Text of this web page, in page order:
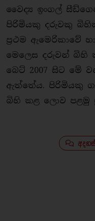
වෛද්‍ය ඉංගල්
පිරිමියකු දරුවකු
ප්‍රථම ඇමෙරිකාවේ
මෙලෙස දරුවන් බිහි
බෙට් 2007 සිට මේ
ඇත්තේය. පිරිමියකු
බිහි කළ ලොව පළමු